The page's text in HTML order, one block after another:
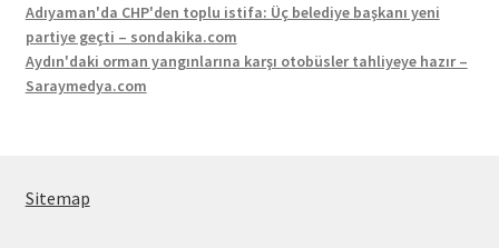
Adıyaman'da CHP'den toplu istifa: Üç belediye başkanı yeni
partiye geçti – sondakika.com
Aydın'daki orman yangınlarına karşı otobüsler tahliyeye hazır –
Saraymedya.com
Sitemap